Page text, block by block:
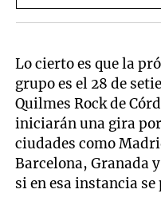
Lo cierto es que la
grupo es el 28 de
Quilmes Rock de
iniciarán una gira
ciudades como
Barcelona, Granada
si en esa instancia